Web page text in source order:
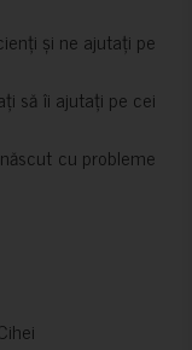
și ne ajutați pe
să îi ajutați pe cei
cu probleme